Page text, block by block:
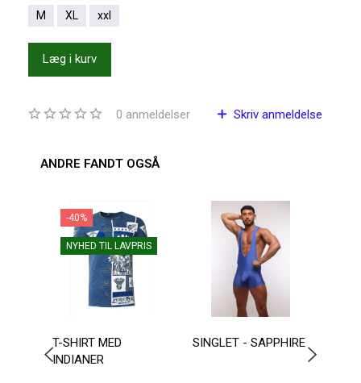
M XL xxl
Læg i kurv
0 anmeldelser Skriv anmeldelse
ANDRE FANDT OGSÅ
-40%
NYHED TIL LAVPRIS
T-SHIRT MED
INDIANER
SINGLET - SAPPHIRE